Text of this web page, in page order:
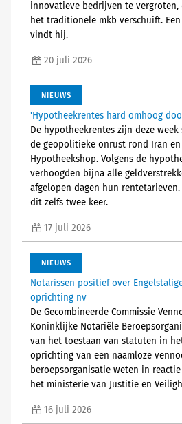
innovatieve bedrijven te vergroten,
het traditionele mkb verschuift.
vindt hij.
20 juli 2026
NIEUWS
'Hypotheekrentes hard omhoog
De hypotheekrentes zijn deze
de geopolitieke onrust rond Iran en
Hypotheekshop. Volgens de
verhoogden bijna alle
afgelopen dagen hun
dit zelfs twee keer.
17 juli 2026
NIEUWS
Notarissen positief over
oprichting nv
De Gecombineerde Commissie
Koninklijke Notariële
van het toestaan van statuten in
oprichting van een naamloze
beroepsorganisatie weten in
het ministerie van Justitie en
16 juli 2026